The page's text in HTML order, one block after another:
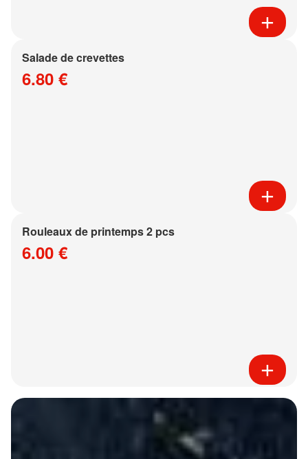
Salade de crevettes
6.80 €
Rouleaux de printemps 2 pcs
6.00 €